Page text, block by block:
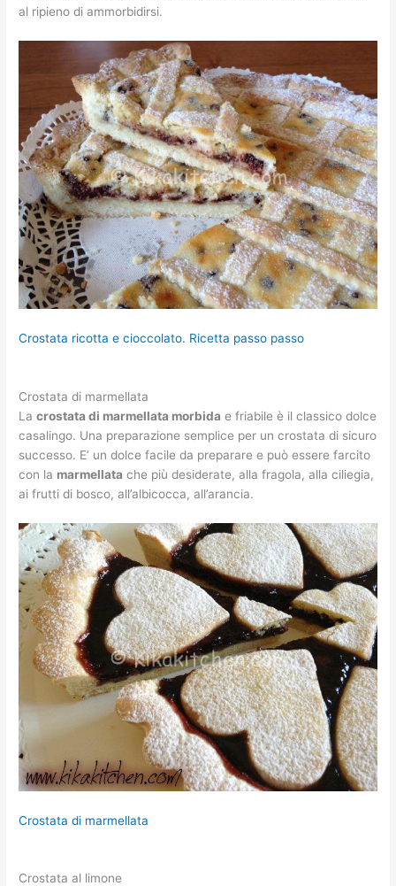
al ripieno di ammorbidirsi.
Crostata ricotta e cioccolato. Ricetta passo passo
Crostata di marmellata
Lacrostata di marmellata morbida e friabile è il classico dolce
casalingo. Una preparazione semplice per un crostata di sicuro
successo. E’ un dolce facile da preparare e può essere farcito
con la marmellata che più desiderate, alla fragola, alla ciliegia,
ai frutti di bosco, all’albicocca, all’arancia.
Crostata di marmellata
Crostata al limone